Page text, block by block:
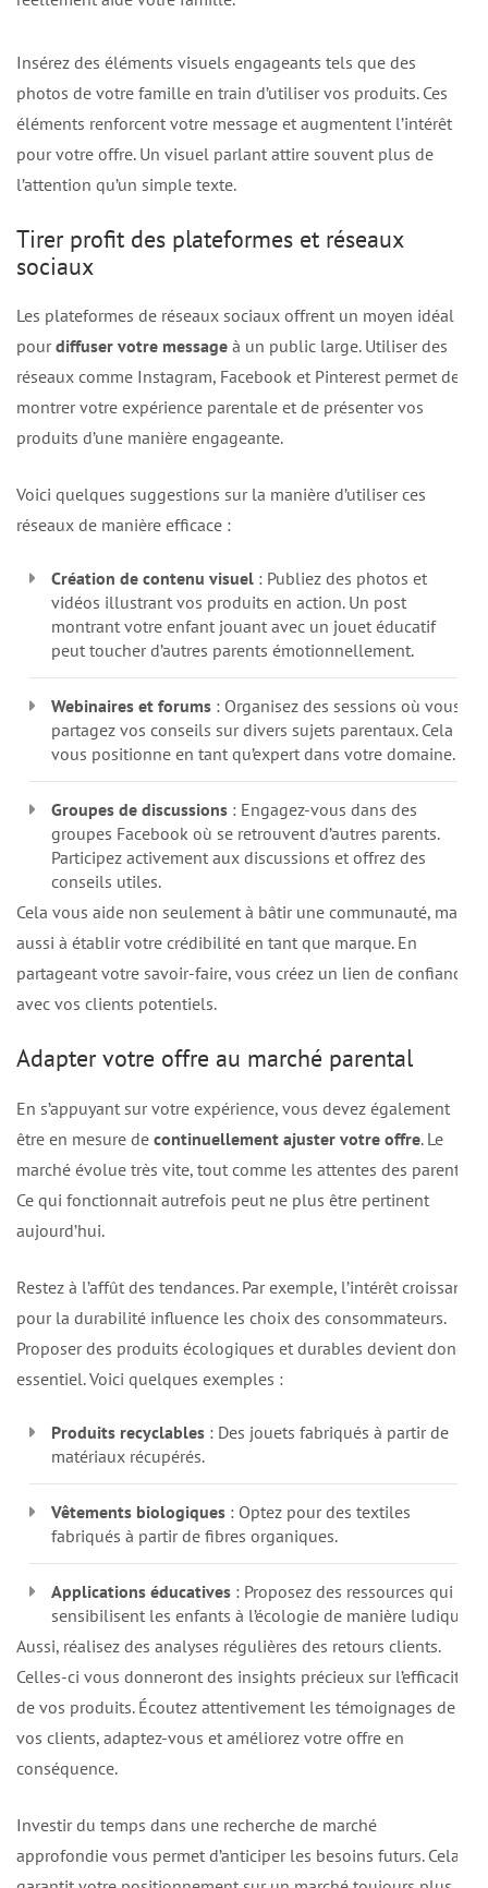
Insérez des éléments visuels engageants tels que des
photos de votre famille en train d’utiliser vos produits. Ces
éléments renforcent votre message et augmentent l’intérêt
pour votre offre. Un visuel parlant attire souvent plus de
l’attention qu’un simple texte.
Tirer profit des plateformes et réseaux
sociaux
Les plateformes de réseaux sociaux offrent un moyen idéal
pourdiffuser votre message à un public large. Utiliser des
réseaux comme Instagram, Facebook et Pinterest permet de
montrer votre expérience parentale et de présenter vos
produits d’une manière engageante.
Voici quelques suggestions sur la manière d’utiliser ces
réseaux de manière efficace :
Création de contenu visuel : Publiez des photos et
vidéos illustrant vos produits en action. Un post
montrant votre enfant jouant avec un jouet éducatif
peut toucher d’autres parents émotionnellement.
Webinaires et forums : Organisez des sessions où vous
partagez vos conseils sur divers sujets parentaux. Cela
vous positionne en tant qu’expert dans votre domaine.
Groupes de discussions : Engagez-vous dans des
groupes Facebook où se retrouvent d’autres parents.
Participez activement aux discussions et offrez des
conseils utiles.
Cela vous aide non seulement à bâtir une communauté, mais
aussi à établir votre crédibilité en tant que marque. En
partageant votre savoir-faire, vous créez un lien de confiance
avec vos clients potentiels.
Adapter votre offre au marché parental
En s’appuyant sur votre expérience, vous devez également
être en mesure de continuellement ajuster votre offre. Le
marché évolue très vite, tout comme les attentes des parents.
Ce qui fonctionnait autrefois peut ne plus être pertinent
aujourd’hui.
Restez à l’affût des tendances. Par exemple, l’intérêt croissant
pour la durabilité influence les choix des consommateurs.
Proposer des produits écologiques et durables devient donc
essentiel. Voici quelques exemples :
Produits recyclables : Des jouets fabriqués à partir de
matériaux récupérés.
Vêtements biologiques : Optez pour des textiles
fabriqués à partir de fibres organiques.
Applications éducatives : Proposez des ressources qui
sensibilisent les enfants à l’écologie de manière ludique.
Aussi, réalisez des analyses régulières des retours clients.
Celles-ci vous donneront des insights précieux sur l’efficacité
de vos produits. Écoutez attentivement les témoignages de
vos clients, adaptez-vous et améliorez votre offre en
conséquence.
Investir du temps dans une recherche de marché
approfondie vous permet d’anticiper les besoins futurs. Cela